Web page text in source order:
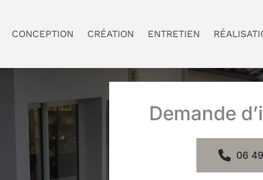
CONCEPTION CRÉATION ENTRETIEN
Demande
06